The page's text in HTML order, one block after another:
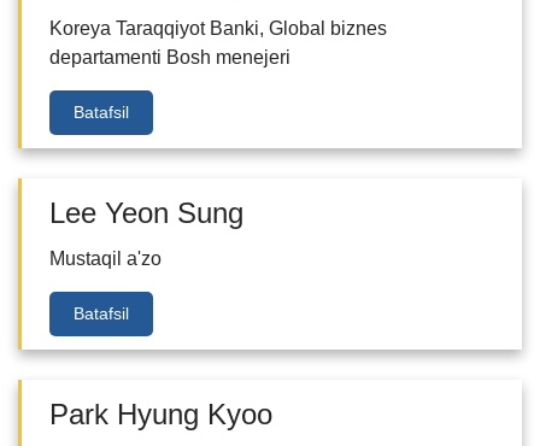
Koreya Taraqqiyot Banki, Global biznes
departamenti Bosh menejeri
Batafsil
Lee Yeon Sung
Mustaqil a'zo
Batafsil
Park Hyung Kyoo